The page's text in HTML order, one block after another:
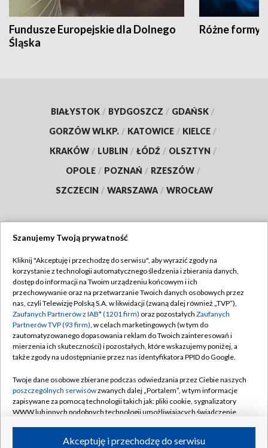
Fundusze Europejskie dla Dolnego
Śląska
Różne formy
BIAŁYSTOK / BYDGOSZCZ / GDAŃSK /
GORZÓW WLKP. / KATOWICE / KIELCE /
KRAKÓW / LUBLIN / ŁÓDŹ / OLSZTYN /
OPOLE / POZNAŃ / RZESZÓW /
SZCZECIN / WARSZAWA / WROCŁAW
TVP
Abonament TVP
Emisja w TVP
Centrum informacji TVP
Naziemna Telewizja Cyfrowa
Rada Programowa
System NOS
Informacje o nadawcy
Regulamin TVP
Polityka prywatności
Moje zgody
Pomoc
Kontakt
Kanały
Szanujemy Twoją prywatność
Kliknij "Akceptuję i przechodzę do serwisu", aby wyrazić zgody na
korzystanie z technologii automatycznego śledzenia i zbierania danych,
dostęp do informacji na Twoim urządzeniu końcowym i ich
przechowywanie oraz na przetwarzanie Twoich danych osobowych przez
nas, czyli Telewizję Polską S.A. w likwidacji (zwaną dalej również „TVP”),
Zaufanych Partnerów z IAB* (1201 firm) oraz pozostałych Zaufanych
Partnerów TVP (93 firm), w celach marketingowych (w tym do
zautomatyzowanego dopasowania reklam do Twoich zainteresowań i
mierzenia ich skuteczności) i pozostałych, które wskazujemy poniżej, a
także zgody na udostępnianie przez nas identyfikatora PPID do Google.
Twoje dane osobowe zbierane podczas odwiedzania przez Ciebie naszych
poszczególnych serwisówzwanych dalej „Portalem”, w tym informacje
zapisywane za pomocą technologii takich jak: pliki cookie, sygnalizatory
WWW lub innych podobnych technologii umożliwiających świadczenie
ruchu w Internecie.Akceptuję i przechodzę do serwisu